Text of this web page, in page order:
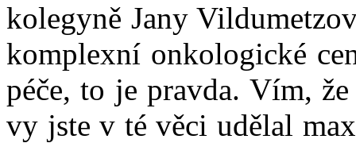
kolegyně Jany
komplexní onkologické
péče, to je pravda. Vím,
vy jste v té věci udělal